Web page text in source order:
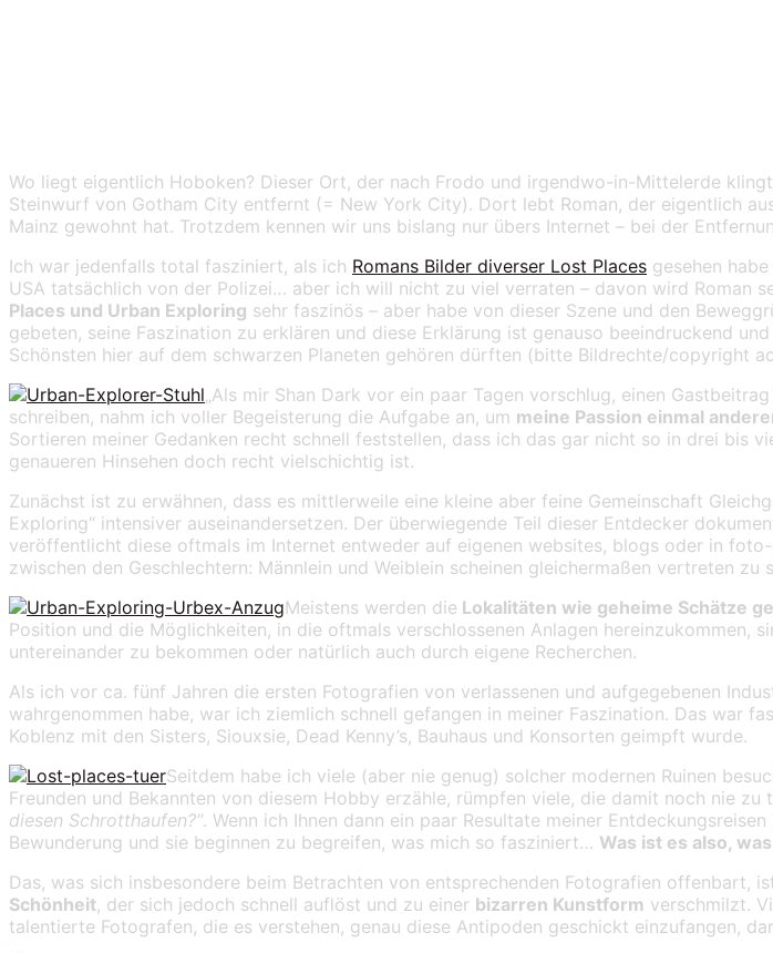
Wo liegt eigentlich Hoboken? Dieser Ort, der nach Frodo und irgendwo-in-Mittelerde
Steinwurf von Gotham City entfernt (= New York City). Dort lebt Roman, der eigentlich
Mainz gewohnt hat. Trotzdem kennen wir uns bislang nur übers Internet – bei der
Ich war jedenfalls total fasziniert, als ich Romans Bilder diverser Lost Places gesehen
USA tatsächlich von der Polizei… aber ich will nicht zu viel verraten – davon wird Roman
Places und Urban Exploring sehr faszinös – aber habe von dieser Szene und den
gebeten, seine Faszination zu erklären und diese Erklärung ist genauso beeindruckend
Schönsten hier auf dem schwarzen Planeten gehören dürften (bitte Bildrechte/copyright
„Als mir Shan Dark vor ein paar Tagen vorschlug, einen
schreiben, nahm ich voller Begeisterung die Aufgabe an, um meine Passion einmal
Sortieren meiner Gedanken recht schnell feststellen, dass ich das gar nicht so in drei bis
genaueren Hinsehen doch recht vielschichtig ist.
Zunächst ist zu erwähnen, dass es mittlerweile eine kleine aber feine Gemeinschaft
Exploring“ intensiver auseinandersetzen. Der überwiegende Teil dieser Entdecker
veröffentlicht diese oftmals im Internet entweder auf eigenen websites, blogs oder in
zwischen den Geschlechtern: Männlein und Weiblein scheinen gleichermaßen vertreten zu
Meistens werden die Lokalitäten wie geheime Schätze
Position und die Möglichkeiten, in die oftmals verschlossenen Anlagen hereinzukommen,
untereinander zu bekommen oder natürlich auch durch eigene Recherchen.
Als ich vor ca. fünf Jahren die ersten Fotografien von verlassenen und aufgegebenen
wahrgenommen habe, war ich ziemlich schnell gefangen in meiner Faszination. Das war
Koblenz mit den Sisters, Siouxsie, Dead Kenny’s, Bauhaus und Konsorten geimpft wurde.
Seitdem habe ich viele (aber nie genug) solcher modernen Ruinen
Freunden und Bekannten von diesem Hobby erzähle, rümpfen viele, die damit noch nie zu
diesen Schrotthaufen?“. Wenn ich Ihnen dann ein paar Resultate meiner
Bewunderung und sie beginnen zu begreifen, was mich so fasziniert… Was ist es also,
Das, was sich insbesondere beim Betrachten von entsprechenden Fotografien offenbart,
Schönheit, der sich jedoch schnell auflöst und zu einer bizarren Kunstform verschmilzt.
talentierte Fotografen, die es verstehen, genau diese Antipoden geschickt einzufangen,